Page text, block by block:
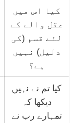
کیا اس میں
عقل والے کے
لئے قسم (کی
دلیل) نہیں
ہے؟
کیا تم نے نہیں
دیکھا کہ
تمہارے رب نے